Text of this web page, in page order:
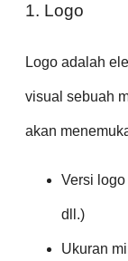
1. Logo
Logo adalah
visual sebuah
akan
Versi
dll.)
Ukuran